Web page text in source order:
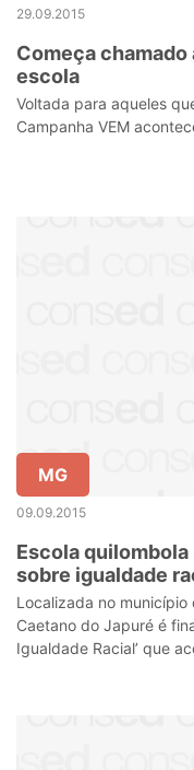
29.09.2015
Começa
escola
Voltada para aqueles
Campanha VEM
MG
09.09.2015
Escola
sobre igualdade
Localizada no município
Caetano do Japuré é
Igualdade Racial’ que